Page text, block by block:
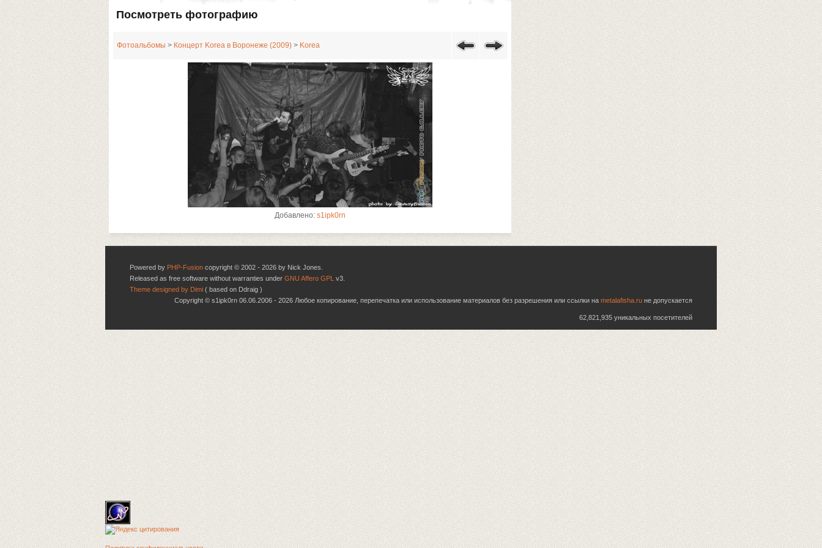
Посмотреть фотографию
Фотоальбомы > Концерт Korea в Воронеже (2009) > Korea
Добавлено: s1ipk0rn
Powered by PHP-Fusion copyright © 2002 - 2026 by Nick Jones.
Released as free software without warranties under GNU Affero GPL v3.
Theme designed by Dimi ( based on Ddraig )
Copyright © s1ipk0rn 06.06.2006 - 2026 Любое копирование, перепечатка или использование материалов без разрешения или ссылки на metalafisha.ru не допускается
62,821,935 уникальных посетителей